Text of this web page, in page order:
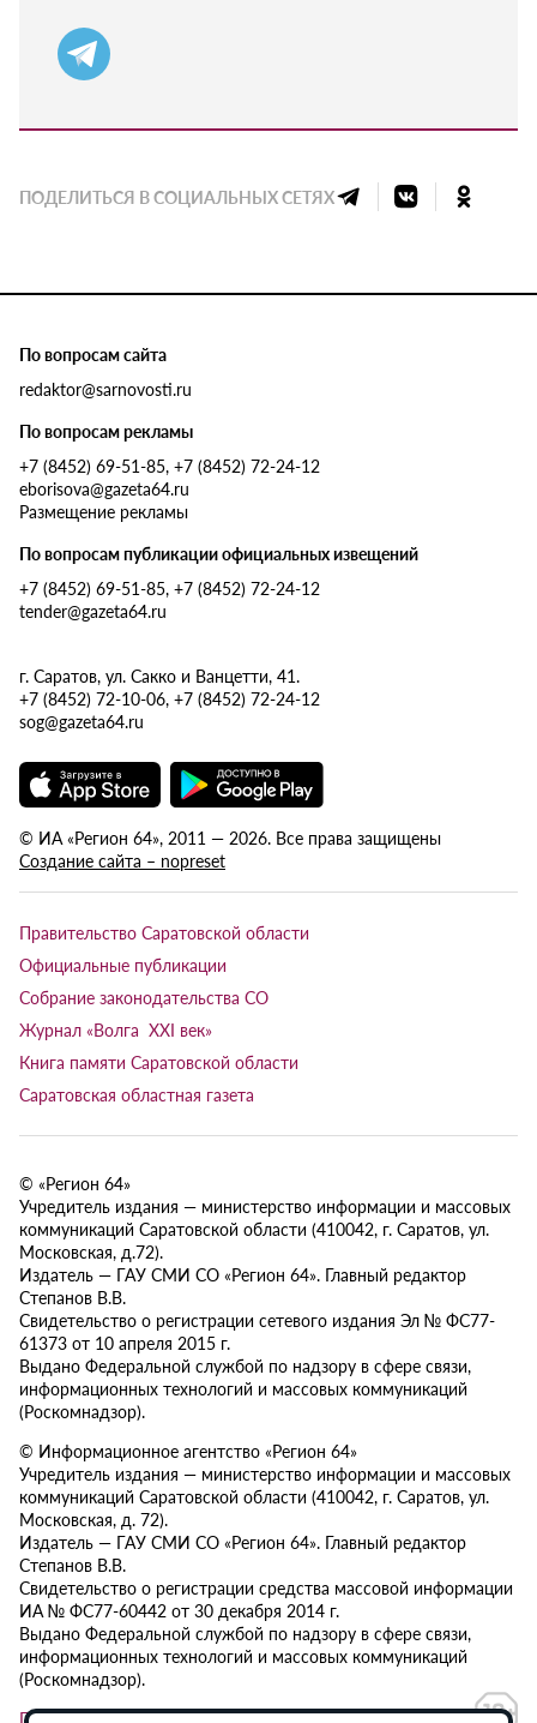
ПОДЕЛИТЬСЯ В СОЦИАЛЬНЫХ СЕТЯХ
По вопросам сайта
redaktor@sarnovosti.ru
По вопросам рекламы
+7 (8452) 69-51-85, +7 (8452) 72-24-12
eborisova@gazeta64.ru
Размещение рекламы
По вопросам публикации официальных извещений
+7 (8452) 69-51-85, +7 (8452) 72-24-12
tender@gazeta64.ru
г. Саратов, ул. Сакко и Ванцетти, 41.
+7 (8452) 72-10-06, +7 (8452) 72-24-12
sog@gazeta64.ru
© ИА «Регион 64», 2011 — 2026. Все права защищены
Создание сайта – nopreset
Правительство Саратовской области
Официальные публикации
Собрание законодательства СО
Журнал «Волга XXI век»
Книга памяти Саратовской области
Саратовская областная газета
© «Регион 64»
Учредитель издания — министерство информации и массовых
коммуникаций Саратовской области (410042, г. Саратов, ул.
Московская, д.72).
Издатель — ГАУ СМИ СО «Регион 64». Главный редактор
Степанов В.В.
Свидетельство о регистрации сетевого издания Эл № ФС77-
61373 от 10 апреля 2015 г.
Выдано Федеральной службой по надзору в сфере связи,
информационных технологий и массовых коммуникаций
(Роскомнадзор).
© Информационное агентство «Регион 64»
Учредитель издания — министерство информации и массовых
коммуникаций Саратовской области (410042, г. Саратов, ул.
Московская, д. 72).
Издатель — ГАУ СМИ СО «Регион 64». Главный редактор
Степанов В.В.
Свидетельство о регистрации средства массовой информации
ИА № ФС77-60442 от 30 декабря 2014 г.
Выдано Федеральной службой по надзору в сфере связи,
информационных технологий и массовых коммуникаций
(Роскомнадзор).
Политика в отношении обработки персональных данных